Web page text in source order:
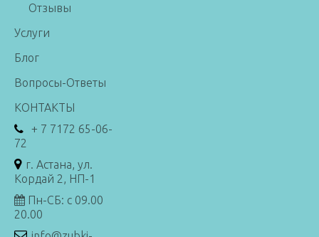
Отзывы
Услуги
Блог
Вопросы-Ответы
КОНТАКТЫ
+ 7 7172 65-06-
72
г. Астана, ул.
Кордай 2, НП-1
Пн-СБ: с 09.00
20.00